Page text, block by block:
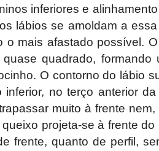
inferiores e
lábios se amoldam a
o mais afastado possível.
quadrado,
O contorno do lábio
inferior, no terço anterior
muito à frente
projeta-se à frente
frente, quanto de perfil,